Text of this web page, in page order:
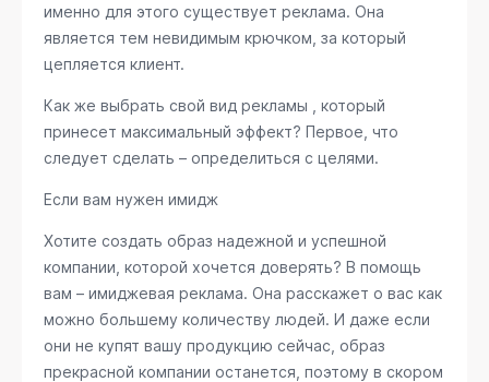
именно для этого существует реклама. Она
является тем невидимым крючком, за который
цепляется клиент.
Как же выбрать свой вид рекламы , который
принесет максимальный эффект? Первое, что
следует сделать – определиться с целями.
Если вам нужен имидж
Хотите создать образ надежной и успешной
компании, которой хочется доверять? В помощь
вам – имиджевая реклама. Она расскажет о вас как
можно большему количеству людей. И даже если
они не купят вашу продукцию сейчас, образ
прекрасной компании останется, поэтому в скором